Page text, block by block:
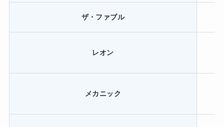
ザ・ファブル
レオン
メカニック